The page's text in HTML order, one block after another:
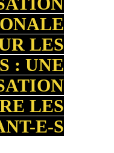
LES
: UNE
LES
E-S